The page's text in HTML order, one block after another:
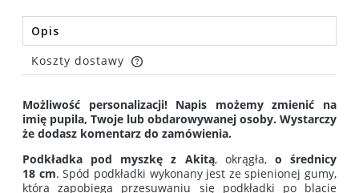
Opis
Koszty dostawy
Cena nie zawiera ewentualnych kosztów płatności
Możliwość personalizacji! Napis możemy zmienić na
imię pupila, Twoje lub obdarowywanej osoby. Wystarczy
że dodasz komentarz do zamówienia.
Podkładka pod myszkę z Akitą, okrągła, o średnicy
18 cm. Spód podkładki wykonany jest ze spienionej gumy,
która zapobiega przesuwaniu się podkładki po blacie